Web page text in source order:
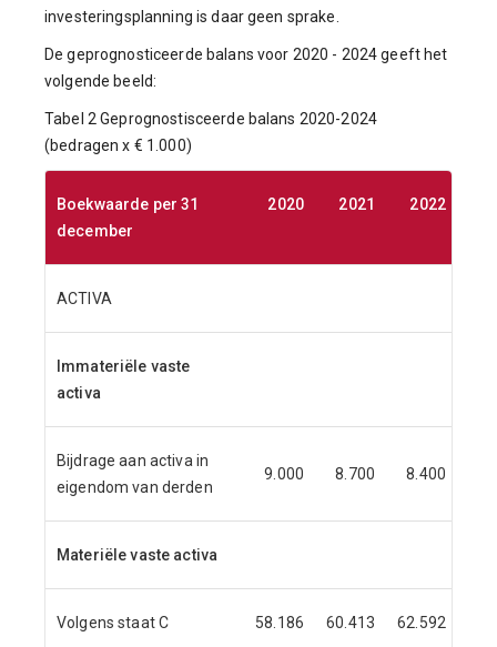
investeringsplanning is daar geen sprake.
De geprognosticeerde balans voor 2020 - 2024 geeft het
volgende beeld:
Tabel 2 Geprognostisceerde balans 2020-2024
(bedragen x € 1.000)
Boekwaarde per 31
december
2020 2021 2022
ACTIVA
Immateriële vaste
activa
Bijdrage aan activa in
eigendom van derden
9.000 8.700 8.400
Materiële vaste activa
Volgens staat C 58.186 60.413 62.592